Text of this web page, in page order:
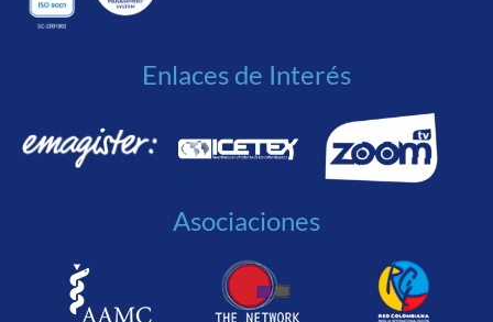
Enlaces de Interés
Asociaciones